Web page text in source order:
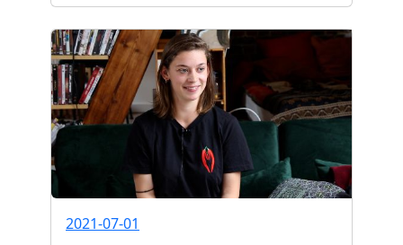
2021-07-01